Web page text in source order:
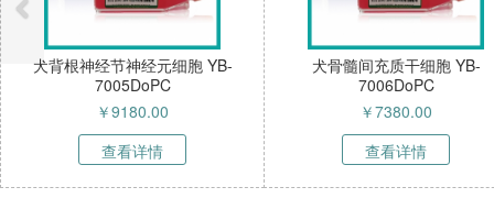
胞 YB-
犬骨髓间充质干细胞 YB-
犬雪旺细胞